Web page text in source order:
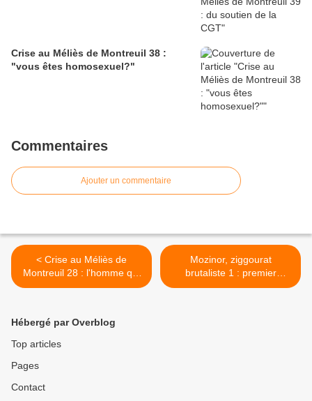
Crise au Méliès de Montreuil 38 :
"vous êtes homosexuel?"
Commentaires
Ajouter un commentaire
< Crise au Méliès de
Montreuil 28 : l'homme qui
valait 30 smicards
Mozinor, ziggourat
brutaliste 1 : premier
dévalement >
Hébergé par Overblog
Top articles
Pages
Contact